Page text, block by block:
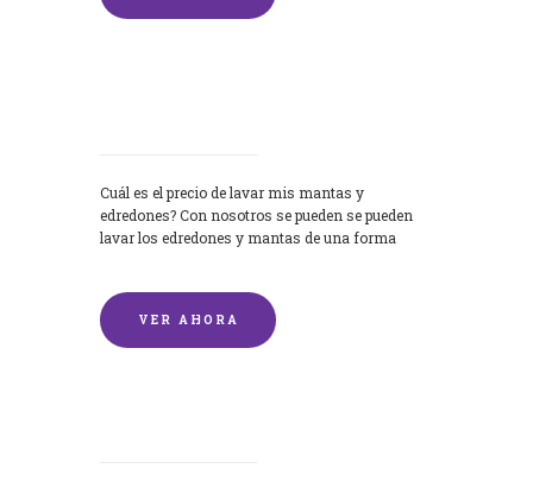
Cuál es el precio de lavar mis mantas y
edredones? Con nosotros se pueden se pueden
lavar los edredones y mantas de una forma
VER AHORA